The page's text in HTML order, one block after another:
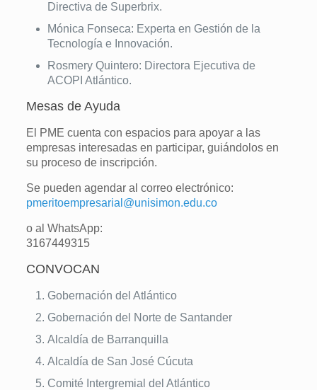
Directiva de Superbrix.
Mónica Fonseca: Experta en Gestión de la
Tecnología e Innovación.
Rosmery Quintero: Directora Ejecutiva de
ACOPI Atlántico.
Mesas de Ayuda
El PME cuenta con espacios para apoyar a las
empresas interesadas en participar, guiándolos en
su proceso de inscripción.
Se pueden agendar al correo electrónico:
pmeritoempresarial@unisimon.edu.co
o al WhatsApp:
3167449315
CONVOCAN
Gobernación del Atlántico
Gobernación del Norte de Santander
Alcaldía de Barranquilla
Alcaldía de San José Cúcuta
Comité Intergremial del Atlántico